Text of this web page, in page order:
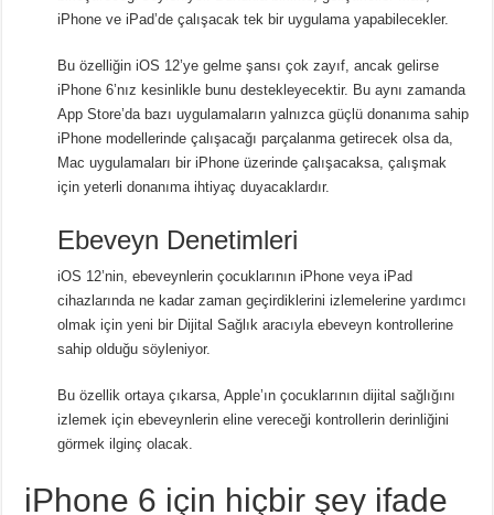
iPhone ve iPad’de çalışacak tek bir uygulama yapabilecekler.
Bu özelliğin iOS 12’ye gelme şansı çok zayıf, ancak gelirse
iPhone 6’nız kesinlikle bunu destekleyecektir. Bu aynı zamanda
App Store’da bazı uygulamaların yalnızca güçlü donanıma sahip
iPhone modellerinde çalışacağı parçalanma getirecek olsa da,
Mac uygulamaları bir iPhone üzerinde çalışacaksa, çalışmak
için yeterli donanıma ihtiyaç duyacaklardır.
Ebeveyn Denetimleri
iOS 12’nin, ebeveynlerin çocuklarının iPhone veya iPad
cihazlarında ne kadar zaman geçirdiklerini izlemelerine yardımcı
olmak için yeni bir Dijital Sağlık aracıyla ebeveyn kontrollerine
sahip olduğu söyleniyor.
Bu özellik ortaya çıkarsa, Apple’ın çocuklarının dijital sağlığını
izlemek için ebeveynlerin eline vereceği kontrollerin derinliğini
görmek ilginç olacak.
iPhone 6 için hiçbir şey ifade